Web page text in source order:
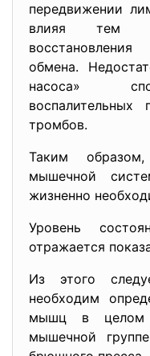
передвижении
влияя тем
обмена.
насоса»
тромбов.
Таким
мышечной
жизненно
Уровень
отражается
Из этого
необходим
мышц в целом
мышечной